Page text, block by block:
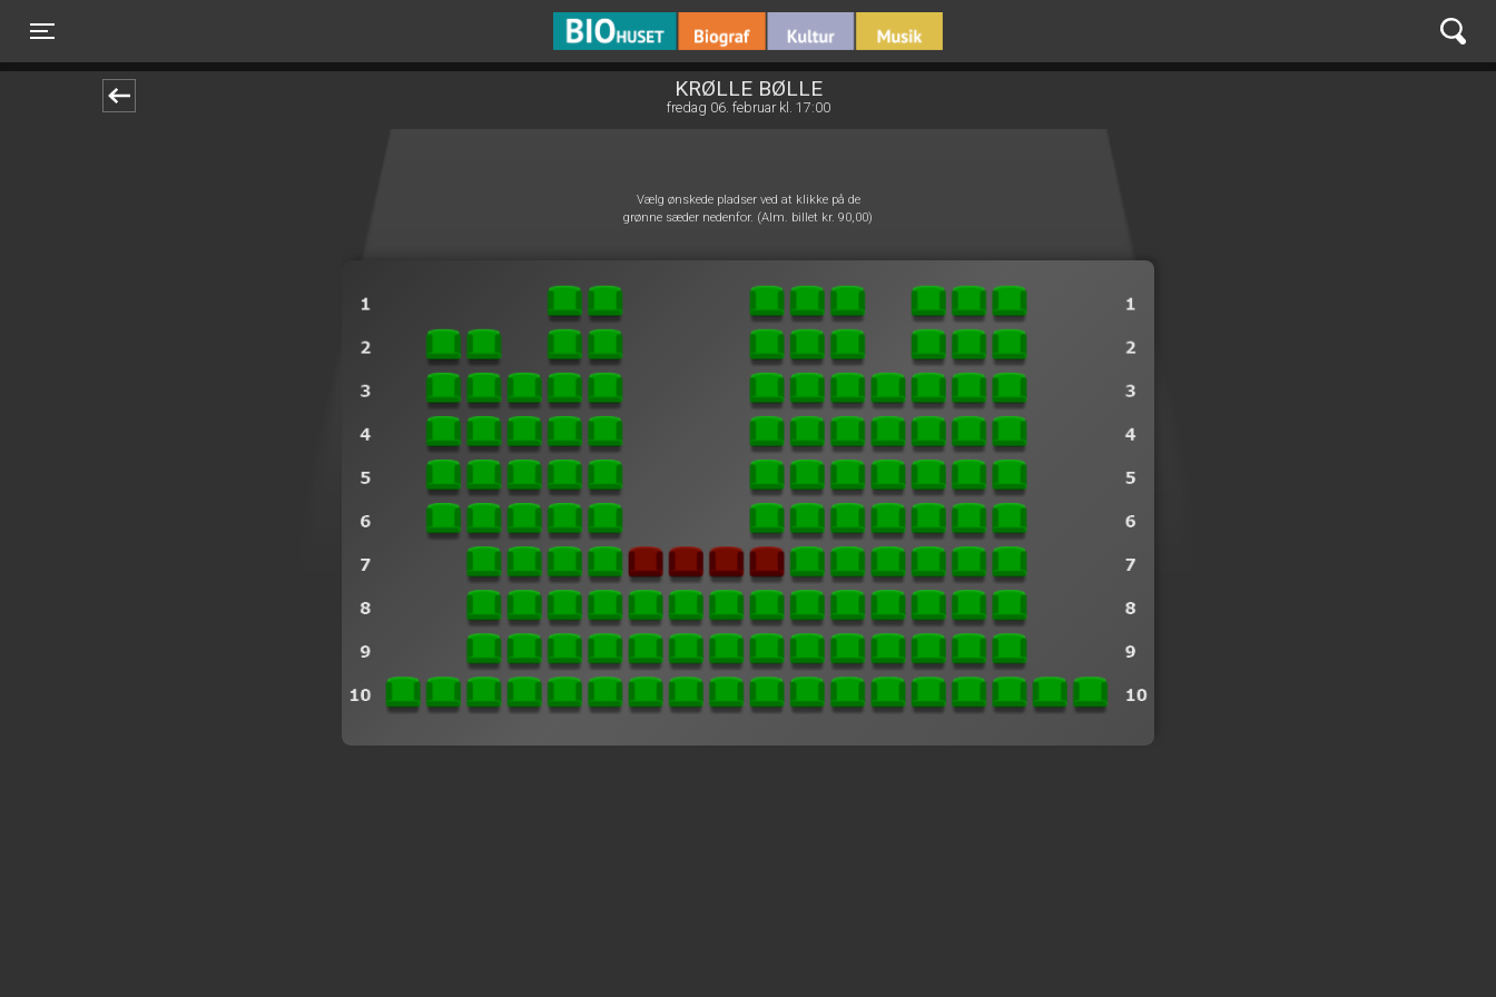
BIO Huset Galten
KRØLLE BØLLE
fredag 06. februar kl. 17:00
Vælg ønskede pladser ved at klikke på de
grønne sæder nedenfor. (Alm. billet kr. 90,00)
1step-front02 095546